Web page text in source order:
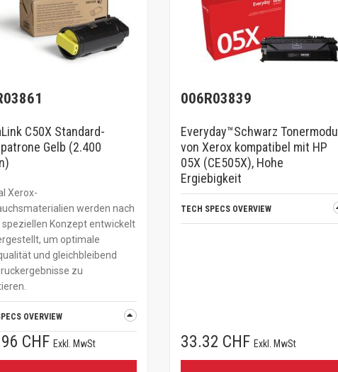
C50X Standard-
Gelb (2.400
Xerox-
werden nach
Konzept entwickelt
um optimale
und gleichbleibend
zu
OVERVIEW
CHF Exkl. MwSt
006R03839
Everyday™Schwarz Tonermodul
von Xerox kompatibel mit HP
05X (CE505X), Hohe
Ergiebigkeit
TECH SPECS OVERVIEW
33.32 CHF Exkl. MwSt